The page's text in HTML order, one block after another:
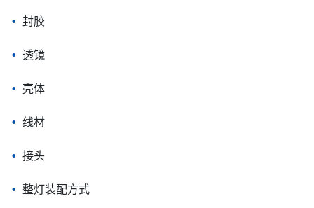
封胶
透镜
壳体
线材
接头
整灯装配方式